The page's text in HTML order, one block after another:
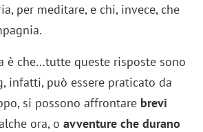
per meditare, e chi, invece, che
è che…tutte queste risposte sono
infatti, può essere praticato da
si possono affrontare brevi
ora, oavventure che durano